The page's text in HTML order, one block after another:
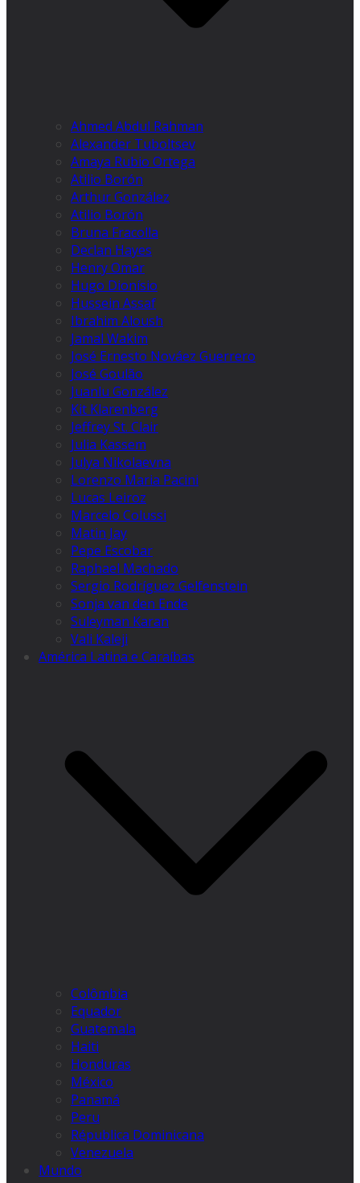
Ahmed Abdul Rahman
Alexander Tuboltsev
Amaya Rubio Ortega
Atilio Borón
Arthur González
Atilio Borón
Bruna Fracolla
Declan Hayes
Henry Omar
Hugo Dionísio
Hussein Assaf
Ibrahim Aloush
Jamal Wakim
José Ernesto Nováez Guerrero
José Goulão
Juanlu González
Kit Klarenberg
Jeffrey St. Clair
Julia Kassem
Julya Nikolaevna
Lorenzo Maria Pacini
Lucas Leiroz
Marcelo Colussi
Matin Jay
Pepe Escobar
Raphael Machado
Sergio Rodríguez Gelfenstein
Sonja van den Ende
Suleyman Karan
Vali Kaleji
América Latina e Caraíbas
Colômbia
Equador
Guatemala
Haiti
Honduras
México
Panamá
Peru
Républica Dominicana
Venezuela
Mundo